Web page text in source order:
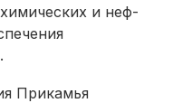
и неф­
Прикамья